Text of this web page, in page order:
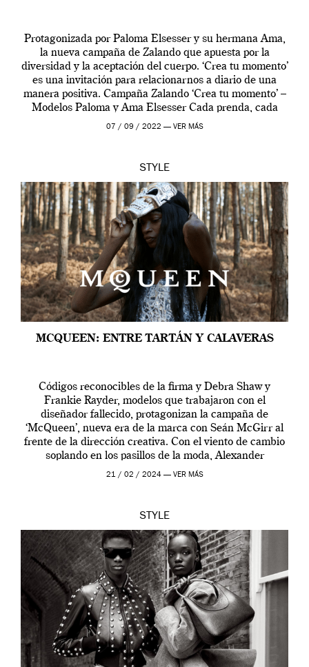
Protagonizada por Paloma Elsesser y su hermana Ama,
la nueva campaña de Zalando que apuesta por la
diversidad y la aceptación del cuerpo. ‘Crea tu momento’
es una invitación para relacionarnos a diario de una
manera positiva. Campaña Zalando ‘Crea tu momento’ –
Modelos Paloma y Ama Elsesser Cada prenda, cada
outfit, cada momento, caracteriza […]
07 / 09 / 2022 — VER MÁS
STYLE
MCQUEEN: ENTRE TARTÁN Y CALAVERAS
Códigos reconocibles de la firma y Debra Shaw y
Frankie Rayder, modelos que trabajaron con el
diseñador fallecido, protagonizan la campaña de
‘McQueen’, nueva era de la marca con Seán McGirr al
frente de la dirección creativa. Con el viento de cambio
soplando en los pasillos de la moda, Alexander
McQueen se prepara para una […]
21 / 02 / 2024 — VER MÁS
STYLE